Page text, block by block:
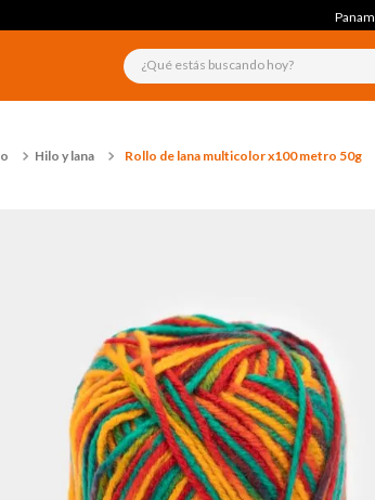
¿Qué estás buscando hoy?
Hilo y lana Rollo de lana multicolor x100 metro 50g